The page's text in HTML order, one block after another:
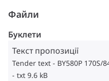
Файли
Буклети
Текст пропозиції
Tender text - BY580P 170S/
txt 9.6 kB